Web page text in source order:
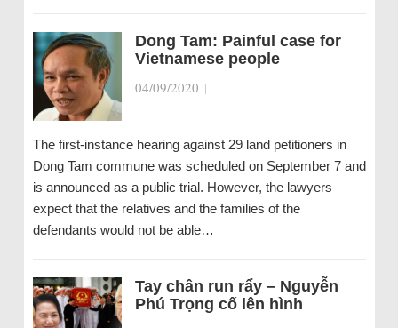
Dong Tam: Painful case for
Vietnamese people
04/09/2020 |
The first-instance hearing against 29 land petitioners in
Dong Tam commune was scheduled on September 7 and
is announced as a public trial. However, the lawyers
expect that the relatives and the families of the
defendants would not be able…
Tay chân run rẩy – Nguyễn
Phú Trọng cố lên hình